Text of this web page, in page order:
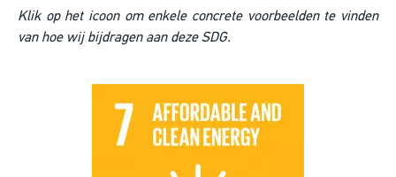
Klik op het icoon om enkele concrete voorbeelden te vinden
van hoe wij bijdragen aan deze SDG.